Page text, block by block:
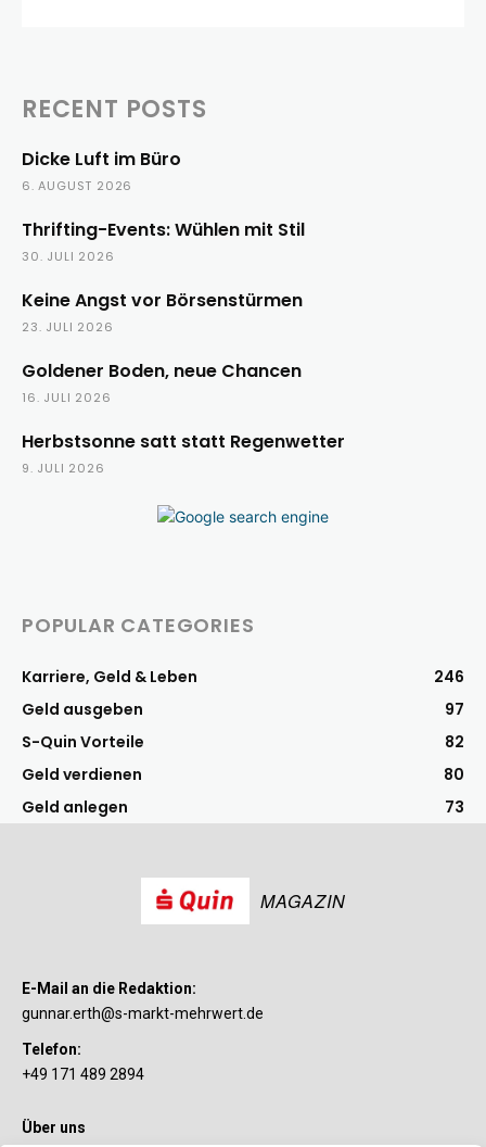
RECENT POSTS
Dicke Luft im Büro
6. AUGUST 2026
Thrifting-Events: Wühlen mit Stil
30. JULI 2026
Keine Angst vor Börsenstürmen
23. JULI 2026
Goldener Boden, neue Chancen
16. JULI 2026
Herbstsonne satt statt Regenwetter
9. JULI 2026
POPULAR CATEGORIES
Karriere, Geld & Leben
246
Geld ausgeben
97
S-Quin Vorteile
82
Geld verdienen
80
Geld anlegen
73
MAGAZIN
E-Mail an die Redaktion:
gunnar.erth@s-markt-mehrwert.de
Telefon:
+49 171 489 2894
Über uns